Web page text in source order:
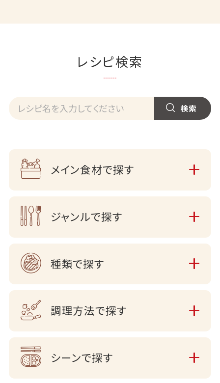
レシピ検索
メイン食材で探す
ジャンルで探す
種類で探す
調理方法で探す
シーンで探す